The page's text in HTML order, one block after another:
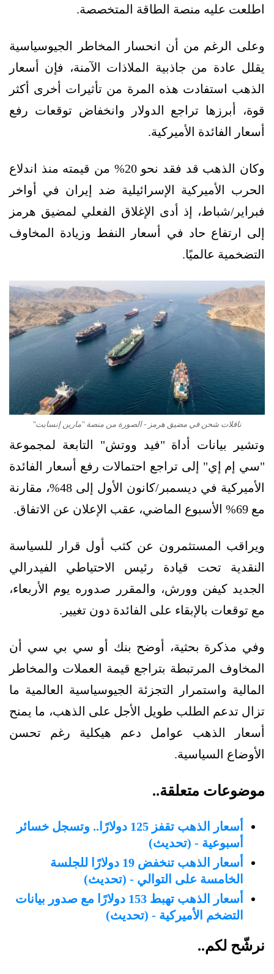
اطلعت عليه منصة الطاقة المتخصصة.
وعلى الرغم من أن انحسار المخاطر الجيوسياسية
يقلل عادة من جاذبية الملاذات الآمنة، فإن أسعار
الذهب استفادت هذه المرة من تأثيرات أخرى أكثر
قوة، أبرزها تراجع الدولار وانخفاض توقعات رفع
أسعار الفائدة الأميركية.
وكان الذهب قد فقد نحو 20% من قيمته منذ اندلاع
الحرب الأميركية الإسرائيلية ضد إيران في أواخر
فبراير/شباط، إذ أدى الإغلاق الفعلي لمضيق هرمز
إلى ارتفاع حاد في أسعار النفط وزيادة المخاوف
التضخمية عالميًا.
ناقلات شحن في مضيق هرمز - الصورة من منصة "مارين إنسايت"
وتشير بيانات أداة "فيد ووتش" التابعة لمجموعة
"سي إم إي" إلى تراجع احتمالات رفع أسعار الفائدة
الأميركية في ديسمبر/كانون الأول إلى 48%، مقارنة
مع 69% الأسبوع الماضي، عقب الإعلان عن الاتفاق.
ويراقب المستثمرون عن كثب أول قرار للسياسة
النقدية تحت قيادة رئيس الاحتياطي الفيدرالي
الجديد كيفن وورش، والمقرر صدوره يوم الأربعاء،
مع توقعات بالإبقاء على الفائدة دون تغيير.
وفي مذكرة بحثية، أوضح بنك أو سي بي سي أن
المخاوف المرتبطة بتراجع قيمة العملات والمخاطر
المالية واستمرار التجزئة الجيوسياسية العالمية ما
تزال تدعم الطلب طويل الأجل على الذهب، ما يمنح
أسعار الذهب عوامل دعم هيكلية رغم تحسن
الأوضاع السياسية.
موضوعات متعلقة..
أسعار الذهب تقفز 125 دولارًا.. وتسجل خسائر
أسبوعية - (تحديث)
أسعار الذهب تنخفض 19 دولارًا للجلسة
الخامسة على التوالي - (تحديث)
أسعار الذهب تهبط 153 دولارًا مع صدور بيانات
التضخم الأميركية - (تحديث)
نرشّح لكم..